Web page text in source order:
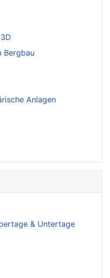
Bergbau
Anlagen
& Untertage